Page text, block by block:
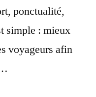
ponctualité,
simple : mieux
voyageurs afin